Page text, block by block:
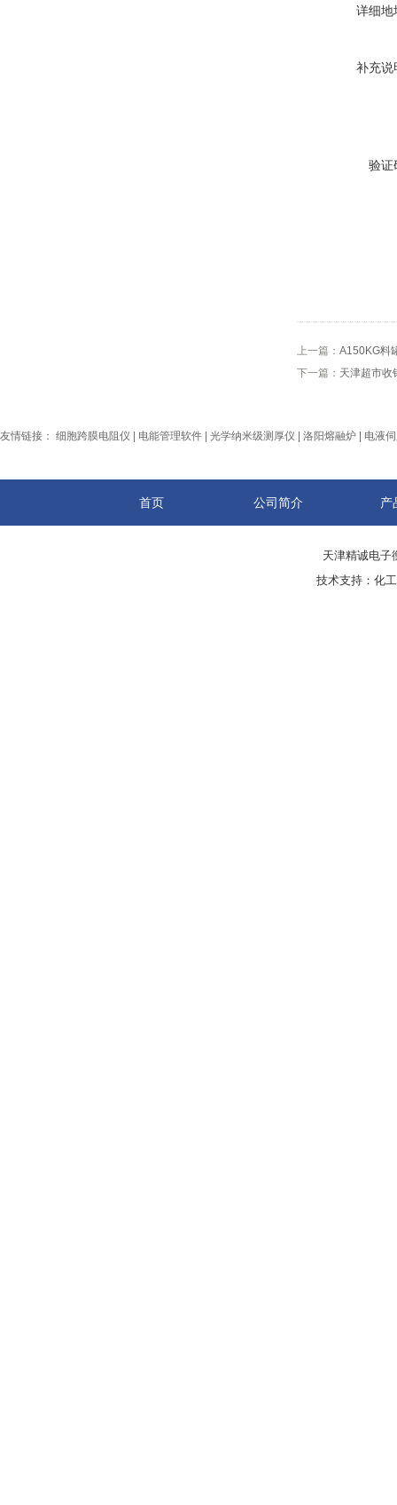
详细地
补充说
验证
上一篇： A150KG料
下一篇： 天津超市收
友情链接： 细胞跨膜电阻仪 电能管理软件 光学纳米级测厚仪 洛阳熔融炉 电液
首页 公司简介 产
天津精诚电
技术支持： 化